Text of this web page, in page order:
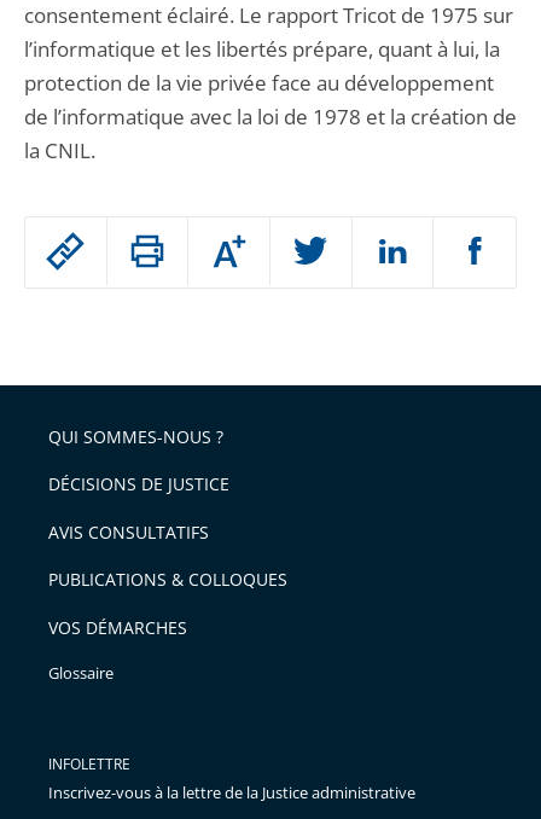
Passer
arriver
après
Augmenter
ou
l'article
pour
avant
consentement éclairé. Le rapport Tricot de 1975 sur
l’informatique et les libertés prépare, quant à lui, la
protection de la vie privée face au développement
de l’informatique avec la loi de 1978 et la création de
la CNIL.
QUI SOMMES-NOUS ?
DÉCISIONS DE JUSTICE
AVIS CONSULTATIFS
PUBLICATIONS & COLLOQUES
VOS DÉMARCHES
Glossaire
INFOLETTRE
Inscrivez-vous à la lettre de la Justice administrative